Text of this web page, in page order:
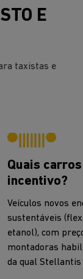
E
taxistas e
Quais
incentivo?
Veículos novos
sustentáveis
etanol), com
montadoras
da qual